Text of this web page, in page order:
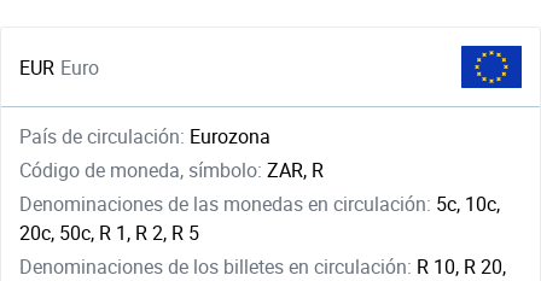
EUR Euro
País de circulación: Eurozona
Código de moneda, símbolo: ZAR, R
Denominaciones de las monedas en circulación: 5c, 10c,
20c, 50c, R 1, R 2, R 5
Denominaciones de los billetes en circulación: R 10, R 20,